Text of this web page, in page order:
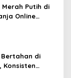
Putih di
Online
Bertahan di
Konsisten